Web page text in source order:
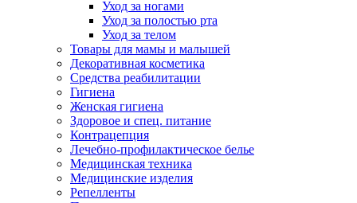
Уход за ногами
Уход за полостью рта
Уход за телом
Товары для мамы и малышей
Декоративная косметика
Средства реабилитации
Гигиена
Женская гигиена
Здоровое и спец. питание
Контрацепция
Лечебно-профилактическое белье
Медицинская техника
Медицинские изделия
Репелленты